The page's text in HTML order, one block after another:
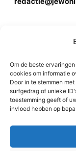
Om de beste
cookies om informatie
Door in te stemmen
surfgedrag of unieke
toestemming geeft of
invloed hebben op
Disclaimer